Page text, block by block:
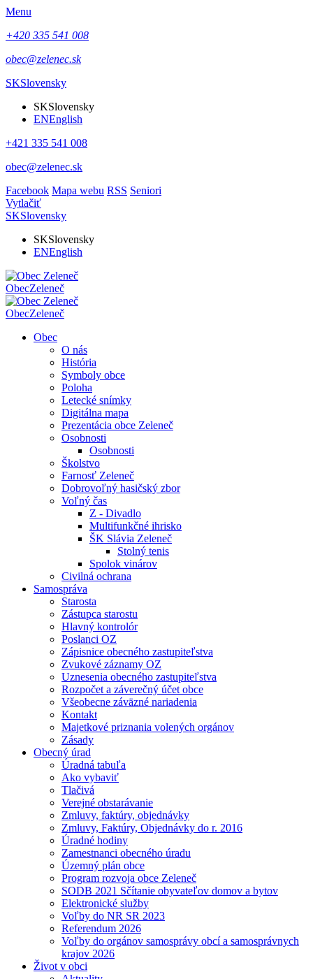
Menu
+420 335 541 008
obec@zelenec.sk
SKSlovensky
SKSlovensky
ENEnglish
+421 335 541 008
obec@zelenec.sk
Facebook Mapa webu RSS Seniori
Vytlačiť
SKSlovensky
SKSlovensky
ENEnglish
ObecZeleneč
ObecZeleneč
Obec
O nás
História
Symboly obce
Poloha
Letecké snímky
Digitálna mapa
Prezentácia obce Zeleneč
Osobnosti
Osobnosti
Školstvo
Farnosť Zeleneč
Dobrovoľný hasičský zbor
Voľný čas
Z - Divadlo
Multifunkčné ihrisko
ŠK Slávia Zeleneč
Stolný tenis
Spolok vinárov
Civilná ochrana
Samospráva
Starosta
Zástupca starostu
Hlavný kontrolór
Poslanci OZ
Zápisnice obecného zastupiteľstva
Zvukové záznamy OZ
Uznesenia obecného zastupiteľstva
Rozpočet a záverečný účet obce
Všeobecne záväzné nariadenia
Kontakt
Majetkové priznania volených orgánov
Zásady
Obecný úrad
Úradná tabuľa
Ako vybaviť
Tlačivá
Verejné obstarávanie
Zmluvy, faktúry, objednávky
Zmluvy, Faktúry, Objednávky do r. 2016
Úradné hodiny
Zamestnanci obecného úradu
Územný plán obce
Program rozvoja obce Zeleneč
SODB 2021 Sčítanie obyvateľov domov a bytov
Elektronické služby
Voľby do NR SR 2023
Referendum 2026
Voľby do orgánov samosprávy obcí a samosprávnych
krajov 2026
Život v obci